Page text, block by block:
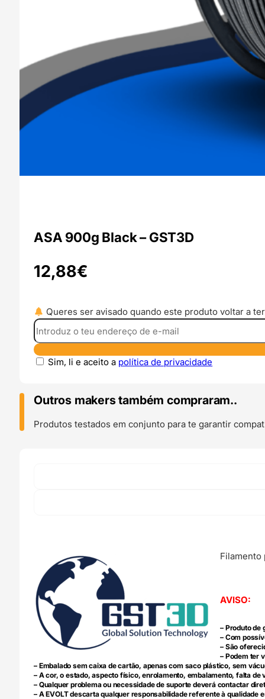
ASA 900g Black – GST3D
12,88€
Queres ser avisado quando este produto voltar a
Sim, li e aceito a política de privacidade
Outros makers também compraram..
Produtos testados em conjunto para te garantir
Filamento
AVISO:
– Produto de
– Com
– São
– Podem ter
– Embalado sem caixa de cartão, apenas com saco plástico, sem
– A cor, o estado, aspecto físico, enrolamento, embalamento, falta
– Qualquer problema ou necessidade de suporte deverá contactar
– A EVOLT descarta qualquer responsabilidade referente à qualidade